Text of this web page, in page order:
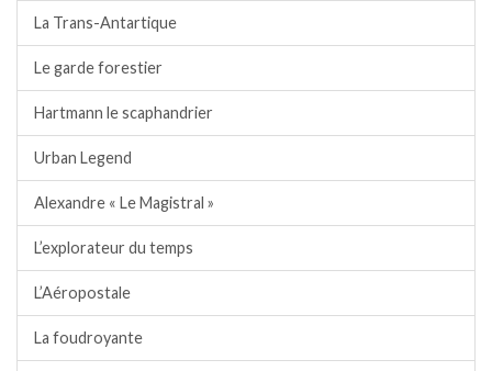
La Trans-Antartique
Le garde forestier
Hartmann le scaphandrier
Urban Legend
Alexandre « Le Magistral »
L’explorateur du temps
L’Aéropostale
La foudroyante